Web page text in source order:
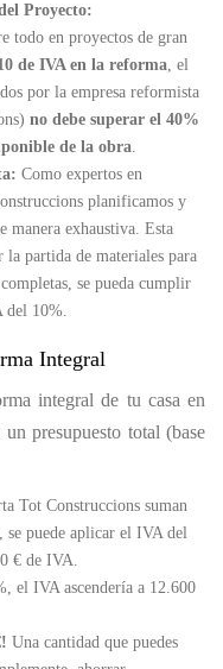
Proyecto:
todo en proyectos de gran
de IVA en la reforma, el
por la empresa reformista
no debe superar el 40%
de la obra.
Como expertos en
planificamos y
manera exhaustiva. Esta
partida de materiales para
se pueda cumplir
del 10%.
Integral
integral de tu casa en
presupuesto total (base
Tot Construccions suman
puede aplicar el IVA del
€ de IVA.
el IVA ascendería a 12.600
Una cantidad que puedes